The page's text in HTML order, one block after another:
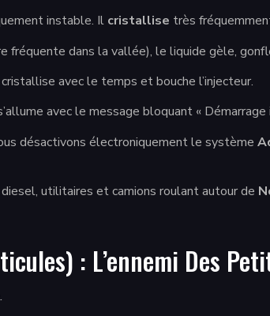
instable. Il cristallise très
fréquente dans la vallée), le liquide gèle,
avec le temps et bouche l’injecteur.
avec le message bloquant «
désactivons électroniquement le système
utilitaires et camions roulant autour de
: L’ennemi Des